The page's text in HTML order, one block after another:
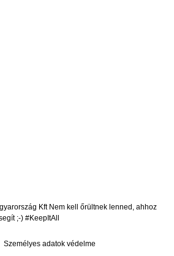
Kft Nem kell őrültnek lenned, ahhoz
;-) #KeepItAll
Személyes adatok védelme